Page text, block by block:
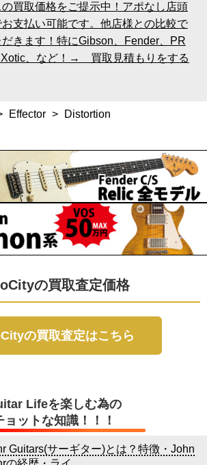
買取価格をご提示中！アポなし店頭
支払い可能です。他店様との比較で
きます！特にGibson、Fender、PR
Xotic、など！→ 買取見積もりをする
Effector >
Distortion
の買取査定価格
の買取査定はこちら
Lifeを楽しむ為の
ョットな知識！！！
Guitars(サーギター)とは？特徴・John